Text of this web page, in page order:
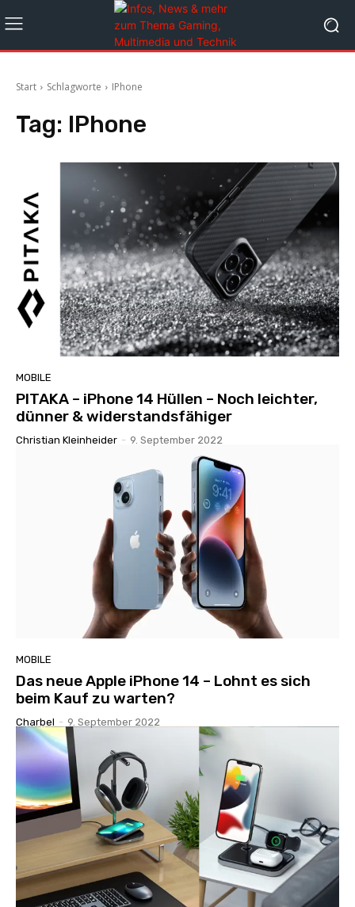
Start Schlagworte IPhone
Tag: IPhone
MOBILE
PITAKA – iPhone 14 Hüllen – Noch leichter,
dünner & widerstandsfähiger
Christian Kleinheider - 9. September 2022
MOBILE
Das neue Apple iPhone 14 – Lohnt es sich
beim Kauf zu warten?
Charbel - 9. September 2022